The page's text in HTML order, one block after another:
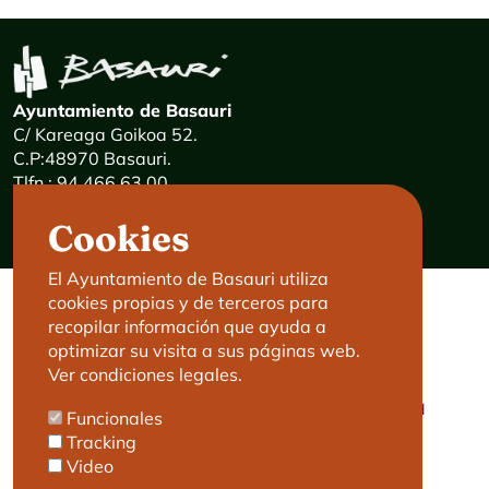
Cookies
El Ayuntamiento de Basauri utiliza
cookies propias y de terceros para
recopilar información que ayuda a
optimizar su visita a sus páginas web.
Ver condiciones legales.
Funcionales
Tracking
Video
Ayuntamiento de Basauri
C/ Kareaga Goikoa 52.
C.P:48970 Basauri.
Tlfn.: 94 466 63 00
E-mail: haz@basauri.eus
CONTACTO
Basauri le atiende
Cita previa
LEGAL
Aviso legal
Política de privacidad